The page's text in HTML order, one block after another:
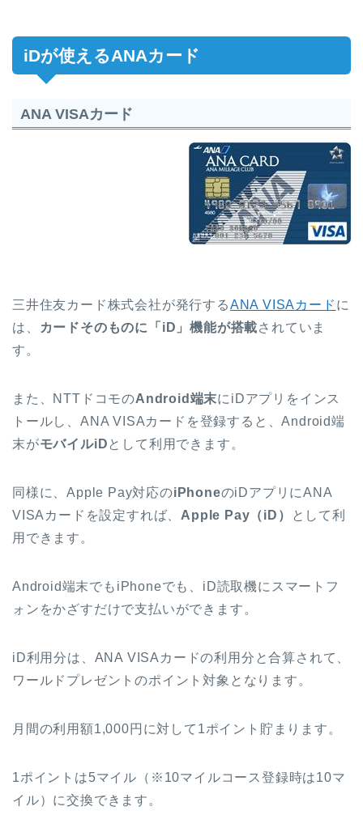
iDが使えるANAカード
ANA VISAカード
三井住友カード株式会社が発行するANA VISAカード に
は、
カードそのものに「iD」機能が搭載されていま
す。
また、NTTドコモのAndroid端末にiDアプリをインス
トールし、ANA VISAカードを登録すると、Android端
末がモバイルiD として利用できます。
同様に、Apple Pay対応のiPhoneのiDアプリにANA
VISAカードを設定すれば、 Apple Pay（iD）
として利
用できます。
Android端末でもiPhoneでも、iD読取機にスマートフ
ォンをかざすだけで支払いができます。
iD利用分は、ANA VISAカードの利用分と合算されて、
ワールドプレゼントのポイント対象となります。
月間の利用額1,000円に対して1ポイント貯まります。
1ポイントは5マイル（※10マイルコース登録時は10マ
イル）に交換できます。